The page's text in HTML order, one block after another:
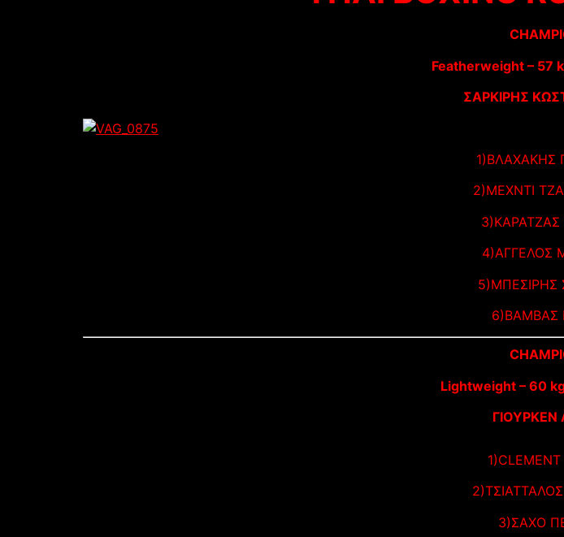
Featherweight – 57
ΣΑΡΚΙΡΗΣ
1)ΒΛΑΧΑΚΗΣ
2)ΜΕΧΝΤΙ
4)ΑΓΓΕΛΟΣ
5)ΜΠΕΣΙΡΗΣ
6)ΒΑΜΒΑΣ
Lightweight – 60
3)ΣΑΧΟ